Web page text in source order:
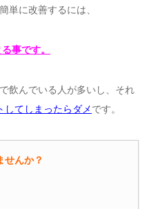
単に改善するには、
事です。
飲んでいる人が多いし、それ
してしまったらダメです。
せんか？